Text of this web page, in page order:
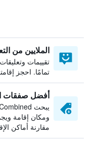
الملايين من
تقييمات
تمامًا. احجز
أفضل صفقات
ومكان إقامة
مقارنة أماكن